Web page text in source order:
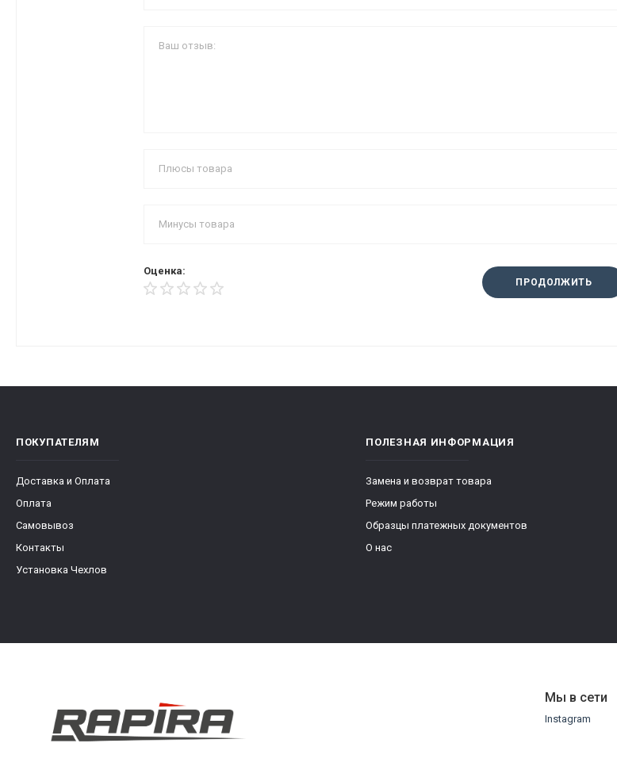
Оценка:
ПРОДОЛЖИТЬ
ПОКУПАТЕЛЯМ
Доставка и Оплата
Оплата
Самовывоз
Контакты
Установка Чехлов
ПОЛЕЗНАЯ ИНФОРМАЦИЯ
Замена и возврат товара
Режим работы
Образцы платежных документов
О нас
Мы в сети
Instagram